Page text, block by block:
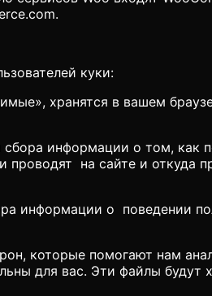
куки:
хранятся в вашем
информации о том, как
на сайте и откуда
о поведении
которые помогают нам
для вас. Эти файлы будут